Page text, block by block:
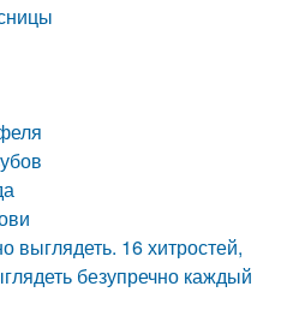
выглядеть. 16 хитростей,
безупречно каждый